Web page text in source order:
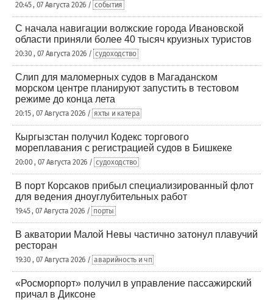
20:45 , 07 Августа 2026 / события
С начала навигации волжские города Ивановской
области приняли более 40 тысяч круизных туристов
20:30 , 07 Августа 2026 / судоходство
Слип для маломерных судов в Магаданском
морском центре планируют запустить в тестовом
режиме до конца лета
20:15 , 07 Августа 2026 / яхты и катера
Кыргызстан получил Кодекс торгового
мореплавания с регистрацией судов в Бишкеке
20:00 , 07 Августа 2026 / судоходство
В порт Корсаков прибыл специализированный флот
для ведения дноуглубительных работ
19:45 , 07 Августа 2026 / порты
В акватории Малой Невы частично затонул плавучий
ресторан
19:30 , 07 Августа 2026 / аварийность и чп
«Росморпорт» получил в управление пассажирский
причал в Диксоне